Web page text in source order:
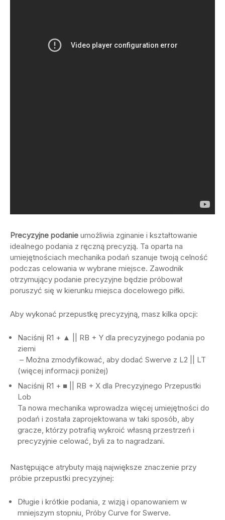
Precyzyjne podanie umożliwia zginanie i kształtowanie
idealnego podania z ręczną precyzją. Ta oparta na
umiejętnościach mechanika podań szanuje twoją celność
podczas celowania w wybrane miejsce. Zawodnik
otrzymujący podanie precyzyjne będzie próbował
poruszyć się w kierunku miejsca docelowego piłki.
Aby wykonać przepustkę precyzyjną, masz kilka opcji:
Naciśnij R1 + ▲ || RB + Y dla precyzyjnego podania po
ziemi
– Można zmodyfikować, aby dodać Swerve z L2 || LT
(więcej informacji poniżej)
Naciśnij R1 + ■ || RB + X dla Precyzyjnego Przepustki
Lob
Ta nowa mechanika wprowadza więcej umiejętności do
podań i została zaprojektowana w taki sposób, aby
gracze, którzy potrafią wykroić własną przestrzeń i
precyzyjnie celować, byli za to nagradzani.
Następujące atrybuty mają największe znaczenie przy
próbie przepustki precyzyjnej:
Długie i krótkie podania, z wizją i opanowaniem w
mniejszym stopniu, Próby Curve for Swerve.